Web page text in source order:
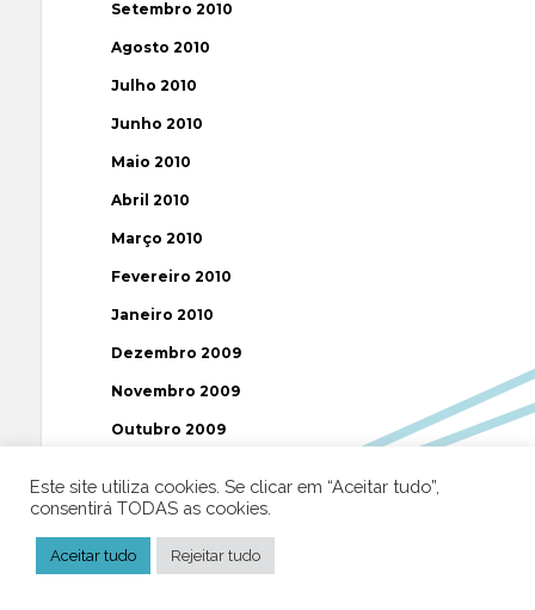
Setembro 2010
Agosto 2010
Julho 2010
Junho 2010
Maio 2010
Abril 2010
Março 2010
Fevereiro 2010
Janeiro 2010
Dezembro 2009
Novembro 2009
Outubro 2009
Agosto 2009
Este site utiliza cookies. Se clicar em “Aceitar tudo”,
consentirá TODAS as cookies.
Aceitar tudo Rejeitar tudo